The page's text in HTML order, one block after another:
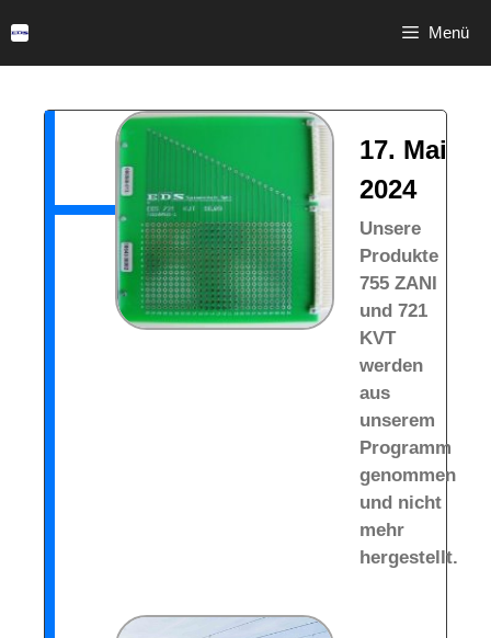
Menü
17. Mai
2024
Unsere
Produkte
755 ZANI
und 721
KVT
werden
aus
unserem
Programm
genommen
und nicht
mehr
hergestellt.